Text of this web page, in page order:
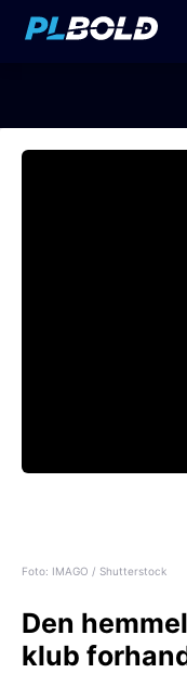
Foto: IMAGO / Shutterstock
Den
klub